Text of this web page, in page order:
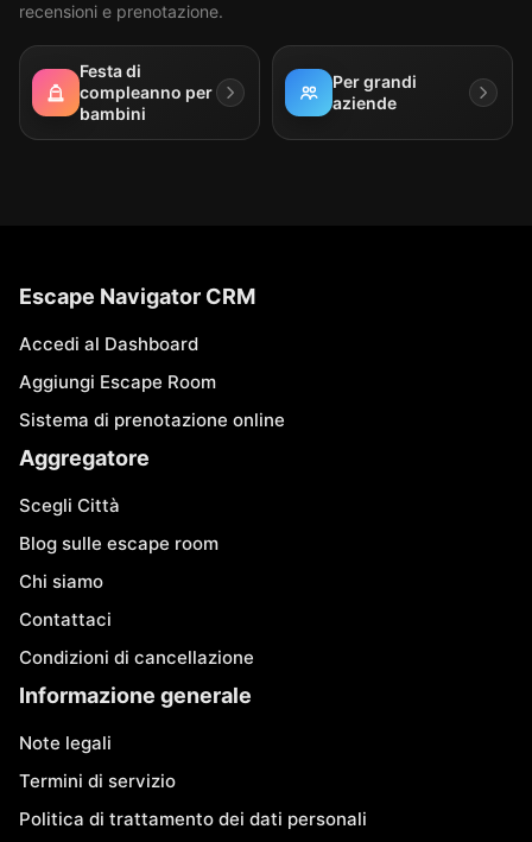
recensioni e prenotazione.
Festa di
compleanno per
bambini
Per grandi
aziende
Escape Navigator CRM
Accedi al Dashboard
Aggiungi Escape Room
Sistema di prenotazione online
Aggregatore
Scegli Città
Blog sulle escape room
Chi siamo
Contattaci
Condizioni di cancellazione
Informazione generale
Note legali
Termini di servizio
Politica di trattamento dei dati personali